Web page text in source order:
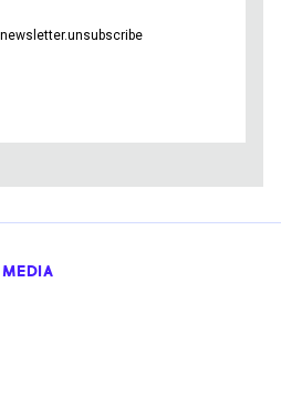
newsletter.unsubscribe